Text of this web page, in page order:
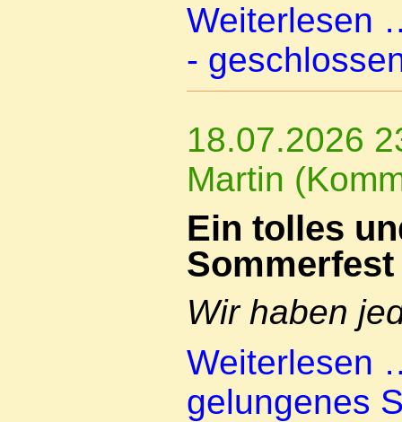
-
18.07.2026
Martin
Ein tolles
Sommerfest
Wir haben
gelungenes